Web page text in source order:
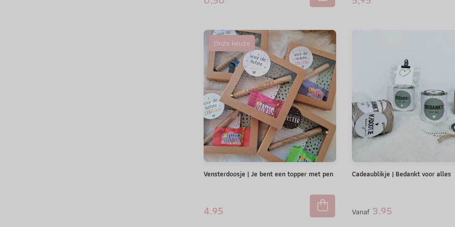
Onze keuze
Vensterdoosje | Je bent een topper met pen
4.95
Cadeaublikje | Bedankt voor alles
Vanaf3.95